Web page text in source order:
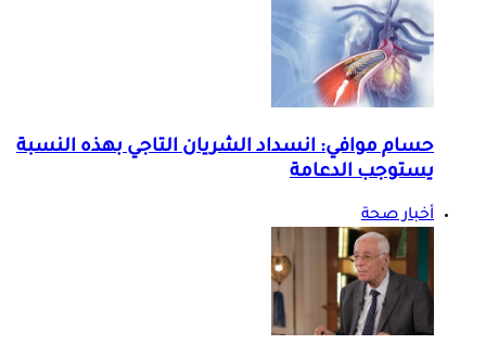
حسام موافي: انسداد الشريان التاجي بهذه النسبة
يستوجب الدعامة
أخبار صحة